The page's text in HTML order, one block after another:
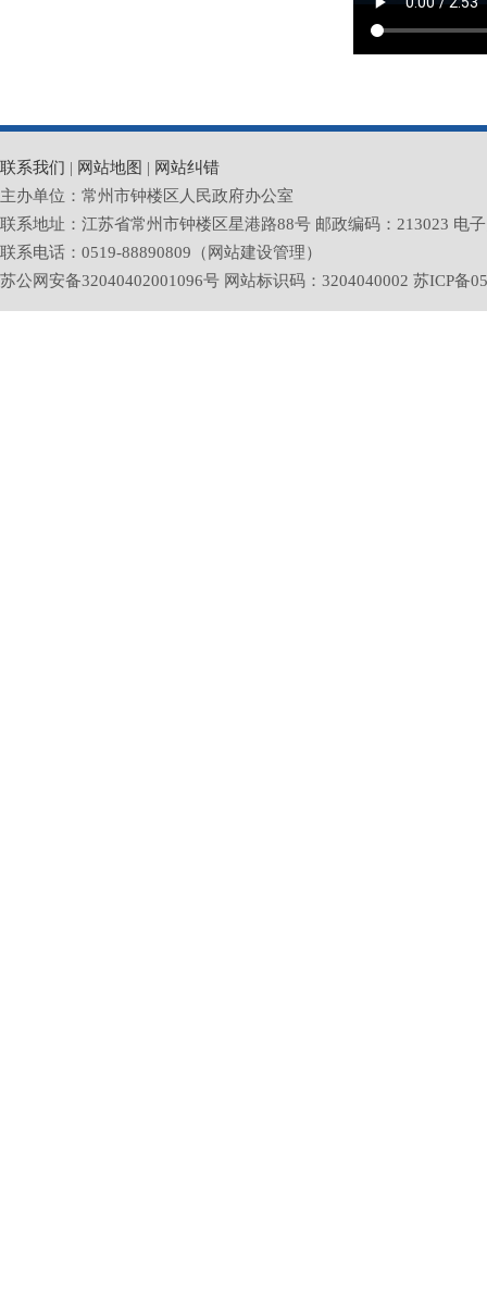
联系我们 | 网站地图 | 网站纠错
主办单位：常州市钟楼区人民政府办公室
联系地址：江苏省常州市钟楼区星港路88号 邮政编码：213023 电
联系电话：0519-88890809（网站建设管理）
苏公网安备32040402001096号 网站标识码：3204040002 苏ICP备